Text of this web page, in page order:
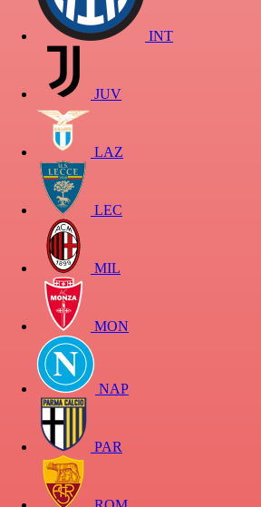
INT
JUV
LAZ
LEC
MIL
MON
NAP
PAR